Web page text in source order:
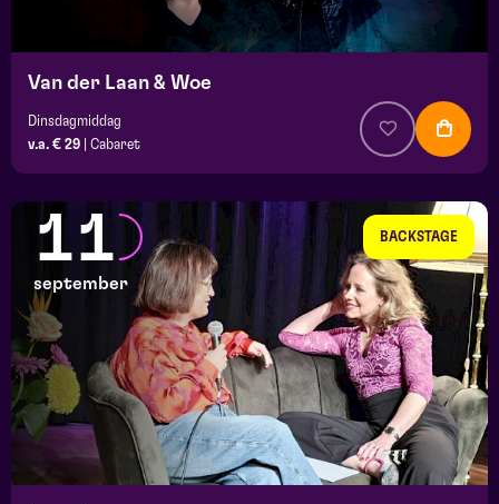
Van der Laan & Woe
Dinsdagmiddag
v.a. € 29
Cabaret
BACKSTAGE
11
september